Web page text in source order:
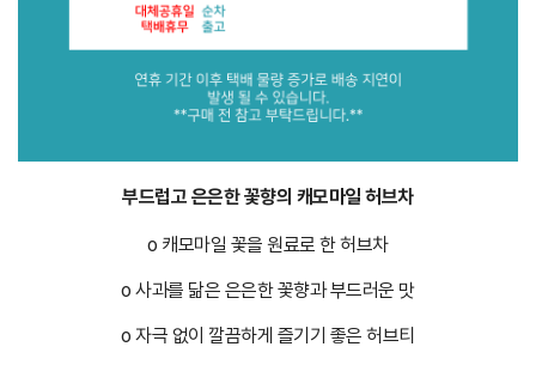
부드럽고 은은한 꽃향의 캐모마일 허브차
o 캐모마일 꽃을 원료로 한 허브차
o 사과를 닮은 은은한 꽃향과 부드러운 맛
o 자극 없이 깔끔하게 즐기기 좋은 허브티